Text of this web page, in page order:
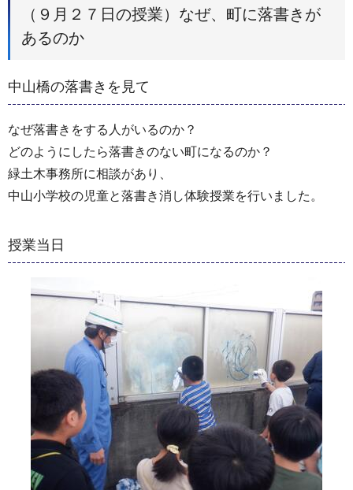
（９月２７日の授業）なぜ、町に落書きが
あるのか
中山橋の落書きを見て
なぜ落書きをする人がいるのか？
どのようにしたら落書きのない町になるのか？
緑土木事務所に相談があり、
中山小学校の児童と落書き消し体験授業を行いました。
授業当日